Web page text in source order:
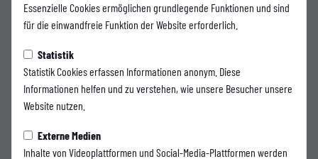
Essenzielle Cookies ermöglichen grundlegende Funktionen und sind
für die einwandfreie Funktion der Website erforderlich.
Statistik
Statistik Cookies erfassen Informationen anonym. Diese
Informationen helfen und zu verstehen, wie unsere Besucher unsere
Website nutzen.
Externe Medien
Inhalte von Videoplattformen und Social-Media-Plattformen werden
1. MANNSCHAFT
Mittwoch, 08.07.2026 18:50 Uhr
Subaru Nishimura verlängert
beim Wuppertaler SV
Der Wuppertaler SV kann die nächste Vertragsverlängerung vermelden: